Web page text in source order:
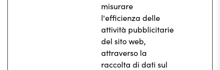
misurare
l'efficienza delle
attività pubblicitarie
del sito web,
attraverso la
raccolta di dati sul